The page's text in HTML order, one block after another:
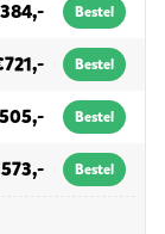
Bestel
Bestel
Bestel
Bestel